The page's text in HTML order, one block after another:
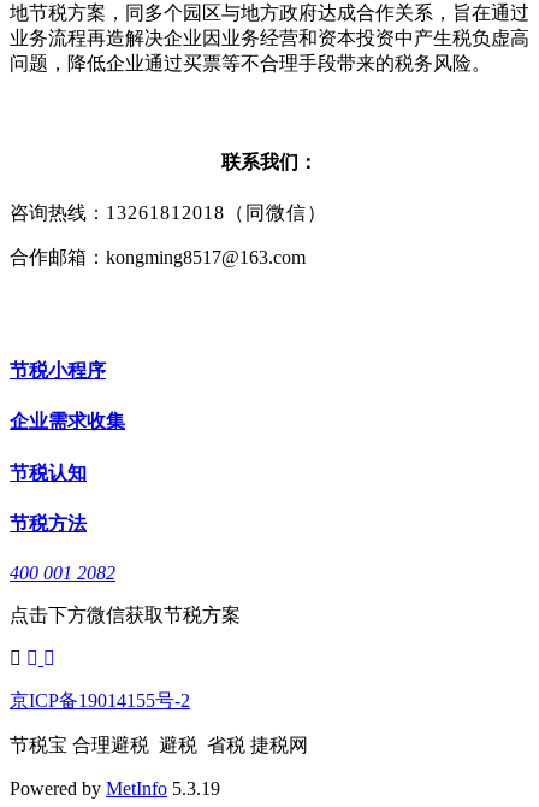
地节税方案，同多个园区与地方政府达成合作关系，旨在通过
业务流程再造解决企业因业务经营和资本投资中产生税负虚高
问题，降低企业通过买票等不合理手段带来的税务风险。
联系我们：
咨询热线： 13261812018（同微信）
合作邮箱：kongming8517@163.com
节税小程序
企业需求收集
节税认知
节税方法
400 001 2082
点击下方微信获取节税方案
京ICP备19014155号-2
节税宝 合理避税 避税 省税 捷税网
Powered by MetInfo 5.3.19